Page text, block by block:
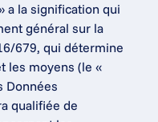
a la signification qui
général sur la
679, qui détermine
les moyens (le «
Données
qualifiée de